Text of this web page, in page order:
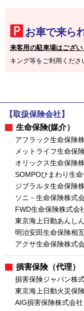
お車で来ら
来客用の駐車場はござい
キング等をご利用くださ
【取扱保険会社】
生命保険(媒介）
アフラック生命保険
メットライフ生命保
オリックス生命保険
SOMPOひまわり生
ジブラルタ生命保険
ソニ－生命保険株式
FWD生命保険株式会
東京海上日動あんし
明治安田生命保険相
アクサ生命保険株式
損害保険（代理）
損害保険ジャパン株
東京海上日動火災保
AIG損害保険株式会社